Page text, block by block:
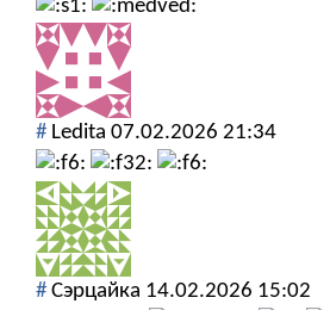
# Ledita 07.02.2026 21:34
# Сэрцайка 14.02.2026 15:02